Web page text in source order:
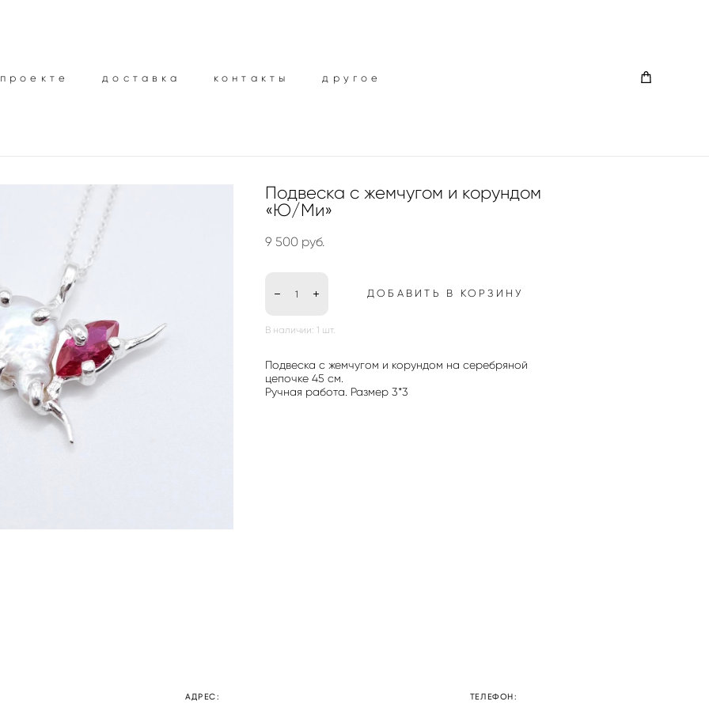
доставка контакты другое
доставка контакты другое
Подвеска с жемчугом и корундом
«Ю/Ми»
9 500 pуб.
В наличии: 1 шт.
ДОБАВИТЬ В КОРЗИНУ
Подвеска с жемчугом и корундом на серебряной
цепочке 45 см.
Ручная работа. Размер 3*3
АДРЕС: ТЕЛЕФОН: